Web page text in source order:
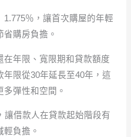
％，讓首次購屋的年輕
購房負擔。
在年限、寬限期和貸款額度
限從30年延長至40年，這
彈性和空間。
讓借款人在貸款起始階段有
負擔。